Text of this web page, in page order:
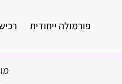
פורמולה ייחודית רכישה
מוצרים